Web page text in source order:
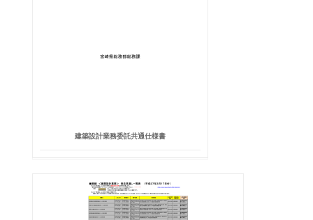
建築設計業務委託共通仕様書